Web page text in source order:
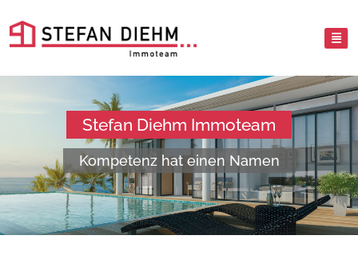
Stefan Diehm Immoteam
Kompetenz hat einen Namen